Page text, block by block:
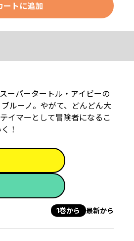
ートに追加
ーパータートル・アイビーの
ルーノ。やがて、どんどん大
イマーとして冒険者になるこ
！
1巻から 最新から